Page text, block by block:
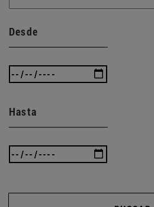
Desde
Hasta